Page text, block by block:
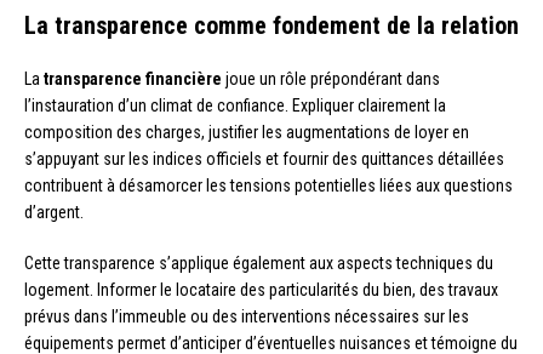
La transparence comme fondement de la relation
La transparence financière joue un rôle prépondérant dans
l’instauration d’un climat de confiance. Expliquer clairement la
composition des charges, justifier les augmentations de loyer en
s’appuyant sur les indices officiels et fournir des quittances détaillées
contribuent à désamorcer les tensions potentielles liées aux questions
d’argent.
Cette transparence s’applique également aux aspects techniques du
logement. Informer le locataire des particularités du bien, des travaux
prévus dans l’immeuble ou des interventions nécessaires sur les
équipements permet d’anticiper d’éventuelles nuisances et témoigne du